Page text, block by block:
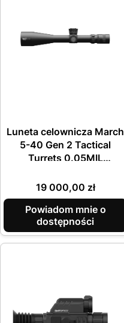
Luneta celownicza March
5-40 Gen 2 Tactical
Turrets 0.05MIL
Cena
19 000,00 zł
Powiadom mnie o
dostępności